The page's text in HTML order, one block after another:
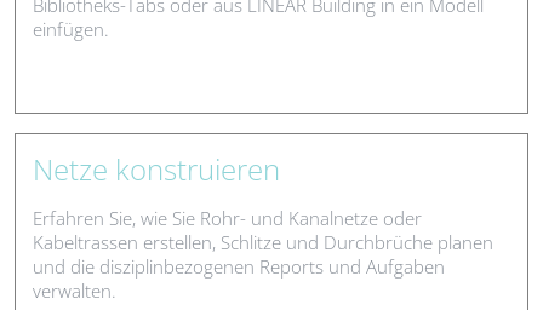
einfügen.
Netze konstruieren
Erfahren Sie, wie Sie Rohr- und Kanalnetze oder
Kabeltrassen erstellen, Schlitze und Durchbrüche planen
und die disziplinbezogenen Reports und Aufgaben
verwalten.